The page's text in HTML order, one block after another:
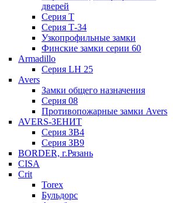
дверей
Серия Т
Серия Т-34
Узкопрофильные замки
Финские замки серии 60
Armadillo
Серия LH 25
Avers
Замки общего назначения
Серия 08
Противопожарные замки Avers
AVERS-ЗЕНИТ
Серия ЗВ4
Серия ЗВ9
BORDER, г.Рязань
CISA
Crit
Torex
Бульдорс